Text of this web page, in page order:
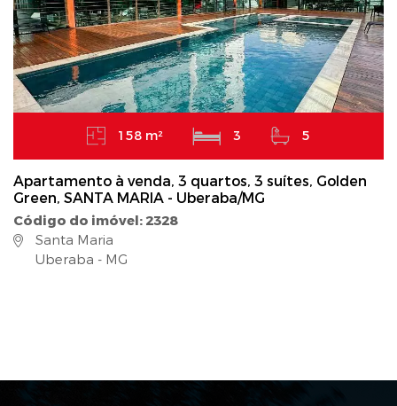
158 m² 3 5
Apartamento à venda, 3 quartos, 3 suítes, Golden
Green, SANTA MARIA - Uberaba/MG
Código do imóvel: 2328
Santa Maria
Uberaba - MG